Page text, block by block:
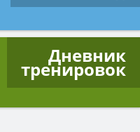
Дневник
тренировок